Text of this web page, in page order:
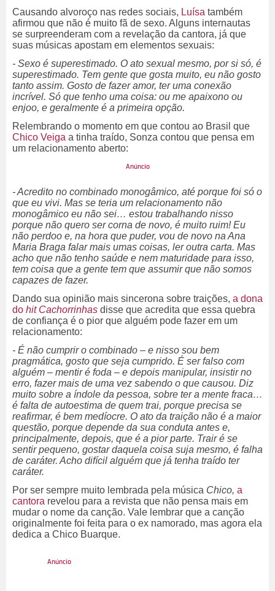
Causando alvoroço nas redes sociais, Luísa também
afirmou que não é muito fã de sexo. Alguns internautas
se surpreenderam com a revelação da cantora, já que
suas músicas apostam em elementos sexuais:
- Sexo é superestimado. O ato sexual mesmo, por si só, é
superestimado. Tem gente que gosta muito, eu não gosto
tanto assim. Gosto de fazer amor, ter uma conexão
incrível. Só que tenho uma coisa: ou me apaixono ou
enjoo, e geralmente é a primeira opção.
Relembrando o momento em que contou ao Brasil que
Chico Veiga a tinha traído, Sonza contou que pensa em
um relacionamento aberto:
- Acredito no combinado monogâmico, até porque foi só o
que eu vivi. Mas se teria um relacionamento não
monogâmico eu não sei… estou trabalhando nisso
porque não quero ser corna de novo, é muito ruim! Eu
não perdoo e, na hora que puder, vou de novo na Ana
Maria Braga falar mais umas coisas, ler outra carta. Mas
acho que não tenho saúde e nem maturidade para isso,
tem coisa que a gente tem que assumir que não somos
capazes de fazer.
Dando sua opinião mais sincerona sobre traições, a dona
do hit Cachorrinhas disse que acredita que essa quebra
de confiança é o pior que alguém pode fazer em um
relacionamento:
- É não cumprir o combinado – e nisso sou bem
pragmática, gosto que seja cumprido. É ser falso com
alguém – mentir é foda – e depois manipular, insistir no
erro, fazer mais de uma vez sabendo o que causou. Diz
muito sobre a índole da pessoa, sobre ter a mente fraca…
é falta de autoestima de quem trai, porque precisa se
reafirmar, é bem medíocre. O ato da traição não é a maior
questão, porque depende da sua conduta antes e,
principalmente, depois, que é a pior parte. Trair é se
sentir pequeno, gostar daquela coisa suja mesmo, é falha
de caráter. Acho difícil alguém que já tenha traído ter
caráter.
Por ser sempre muito lembrada pela música Chico, a
cantora revelou para a revista que não pensa mais em
mudar o nome da canção. Vale lembrar que a canção
originalmente foi feita para o ex namorado, mas agora ela
dedica a Chico Buarque.